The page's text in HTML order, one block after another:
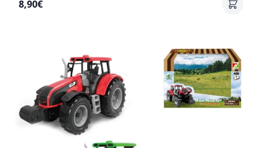
8,90€